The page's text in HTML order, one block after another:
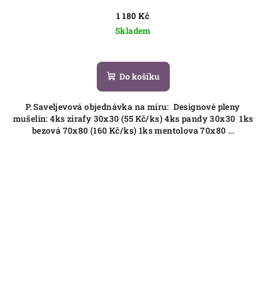
1 180 Kč
Skladem
Do košíku
P. Saveljevová objednávka na míru: Designové pleny
mušelín: 4ks zirafy 30x30 (55 Kč/ks) 4ks pandy 30x30 1ks
bezová 70x80 (160 Kč/ks) 1ks mentolova 70x80 ...